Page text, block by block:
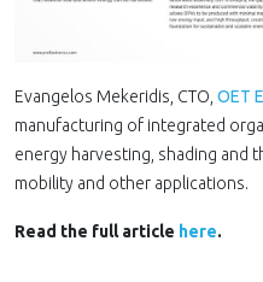
Evangelos Mekeridis, CTO, OET
manufacturing of integrated
energy harvesting, shading and
mobility and other applications.
Read the full article here.